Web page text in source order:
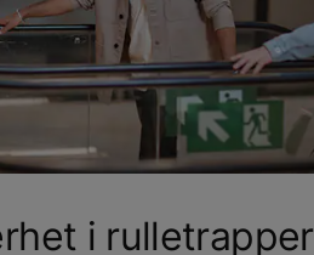
i rulletrapper